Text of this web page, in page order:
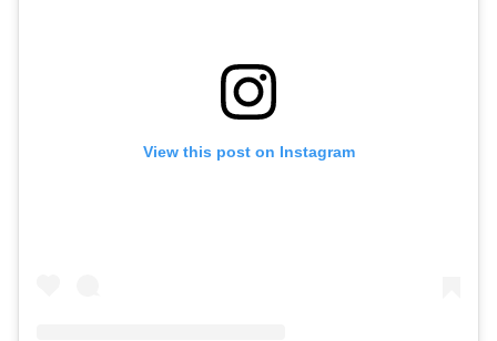
View this post on Instagram